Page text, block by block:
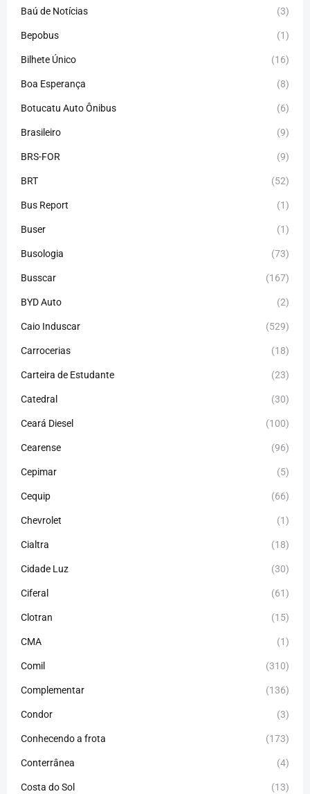
Baú de Notícias (3)
Bepobus (1)
Bilhete Único (16)
Boa Esperança (8)
Botucatu Auto Ônibus (6)
Brasileiro (9)
BRS-FOR (9)
BRT (52)
Bus Report (1)
Buser (1)
Busologia (73)
Busscar (167)
BYD Auto (2)
Caio Induscar (529)
Carrocerias (18)
Carteira de Estudante (23)
Catedral (30)
Ceará Diesel (100)
Cearense (96)
Cepimar (5)
Cequip (66)
Chevrolet (1)
Cialtra (18)
Cidade Luz (30)
Ciferal (61)
Clotran (15)
CMA (1)
Comil (310)
Complementar (136)
Condor (3)
Conhecendo a frota (173)
Conterrânea (4)
Costa do Sol (13)